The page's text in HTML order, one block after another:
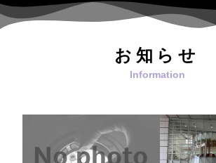
group, SyncMEMS Lab.,Mechanical
Graduate School of Science and
お知らせ